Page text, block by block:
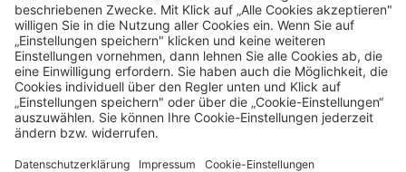
Telefon: +49 89 32376 4301
unverbindliche Anfrage